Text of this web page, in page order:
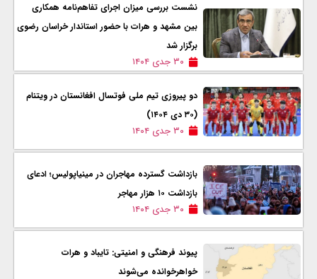
نشست بررسی میزان اجرای تفاهم‌نامه همکاری
بین مشهد و هرات با حضور استاندار خراسان رضوی
برگزار شد
۳۰ جدی ۱۴۰۴
دو پیروزی تیم ملی فوتسال افغانستان در ویتنام
(۳۰ دی ۱۴۰۴)
۳۰ جدی ۱۴۰۴
بازداشت گسترده مهاجران در مینیاپولیس؛ ادعای
بازداشت ۱۰ هزار مهاجر
۳۰ جدی ۱۴۰۴
پیوند فرهنگی و امنیتی: تایباد و هرات
خواهرخوانده می‌شوند